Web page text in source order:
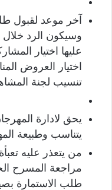
آخر موعد لقبول
وسيكون الرد
عليها اختيار
اختيار العروض
تنسيب لجنة
يحق لادارة
يتناسب وطبيعة
من يتعذر عليه
مراجعة المسرح